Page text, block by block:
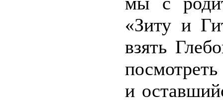
«Зиту и
взять
и